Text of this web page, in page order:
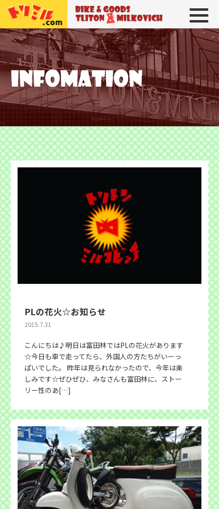
トリトン＆ミルコビッチ BIKE＆
PLの花火☆お知らせ
2015.7.31
こんにちは♪明日は富田林ではPLの花火があります
☆今日も車で走ってたら、外国人の方たちがいーっ
ぱいでした。 昨年は見られなかったので、今年は楽
しみです☆ぜひぜひ、みなさんも富田林に、ストー
リー性のあ[…]